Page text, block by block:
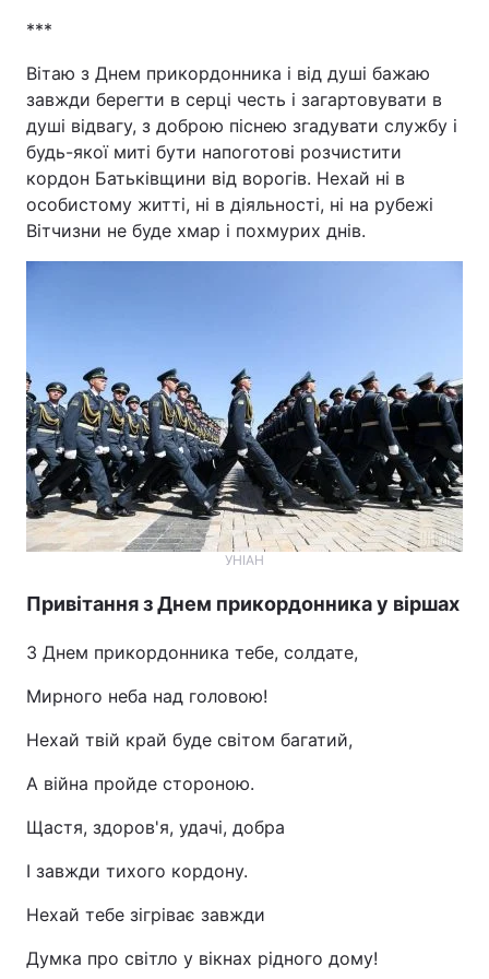
***
Вітаю з Днем прикордонника і від душі бажаю
завжди берегти в серці честь і загартовувати в
душі відвагу, з доброю піснею згадувати службу і
будь-якої миті бути напоготові розчистити
кордон Батьківщини від ворогів. Нехай ні в
особистому житті, ні в діяльності, ні на рубежі
Вітчизни не буде хмар і похмурих днів.
УНІАН
Привітання з Днем прикордонника у віршах
З Днем прикордонника тебе, солдате,
Мирного неба над головою!
Нехай твій край буде світом багатий,
А війна пройде стороною.
Щастя, здоров'я, удачі, добра
І завжди тихого кордону.
Нехай тебе зігріває завжди
Думка про світло у вікнах рідного дому!